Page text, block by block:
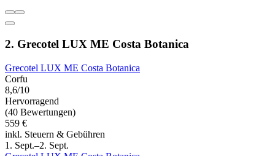
2. Grecotel LUX ME Costa Botanica
Grecotel LUX ME Costa Botanica
Corfu
8,6/10
Hervorragend
(40 Bewertungen)
559 €
inkl. Steuern & Gebühren
1. Sept.–2. Sept.